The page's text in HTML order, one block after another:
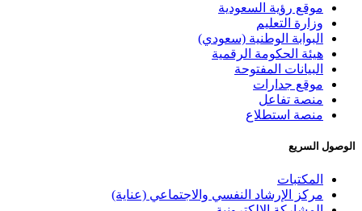
موقع رؤية السعودية
وزارة التعليم
البوابة الوطنية (سعودي)
هيئة الحكومة الرقمية
البيانات المفتوحة
موقع جدارات
منصة تفاعل
منصة استطلاع
الوصول السريع
المكتبات
مركز الإرشاد النفسي والاجتماعي (عناية)